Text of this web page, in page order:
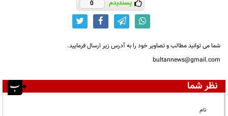
پسندیدم 0
شما می توانید مطالب و تصاویر خود را به آدرس زیر ارسال فرمایید.
bultannews@gmail.com
نظر شما
نام